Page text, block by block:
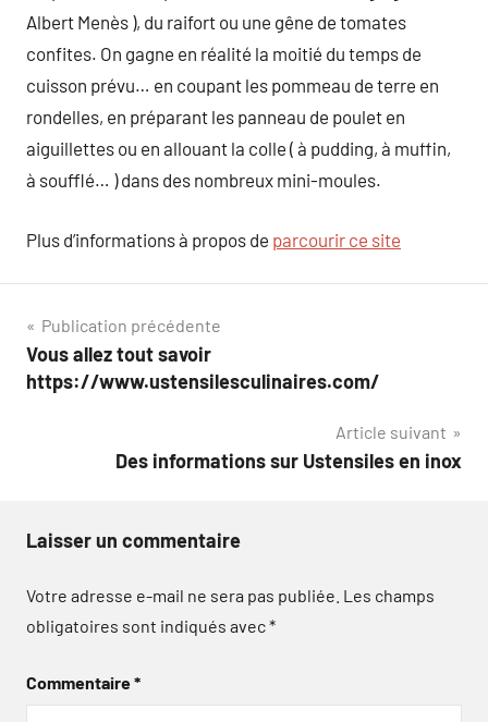
Albert Menès ), du raifort ou une gêne de tomates
confites. On gagne en réalité la moitié du temps de
cuisson prévu… en coupant les pommeau de terre en
rondelles, en préparant les panneau de poulet en
aiguillettes ou en allouant la colle ( à pudding, à muffin,
à soufflé… ) dans des nombreux mini-moules.
Plus d’informations à propos de parcourir ce site
Navigation
de
Publication précédente
Vous allez tout savoir
https://www.ustensilesculinaires.com/
Article suivant
Des informations sur Ustensiles en inox
Laisser un commentaire
Votre adresse e-mail ne sera pas publiée. Les champs
obligatoires sont indiqués avec*
Commentaire*